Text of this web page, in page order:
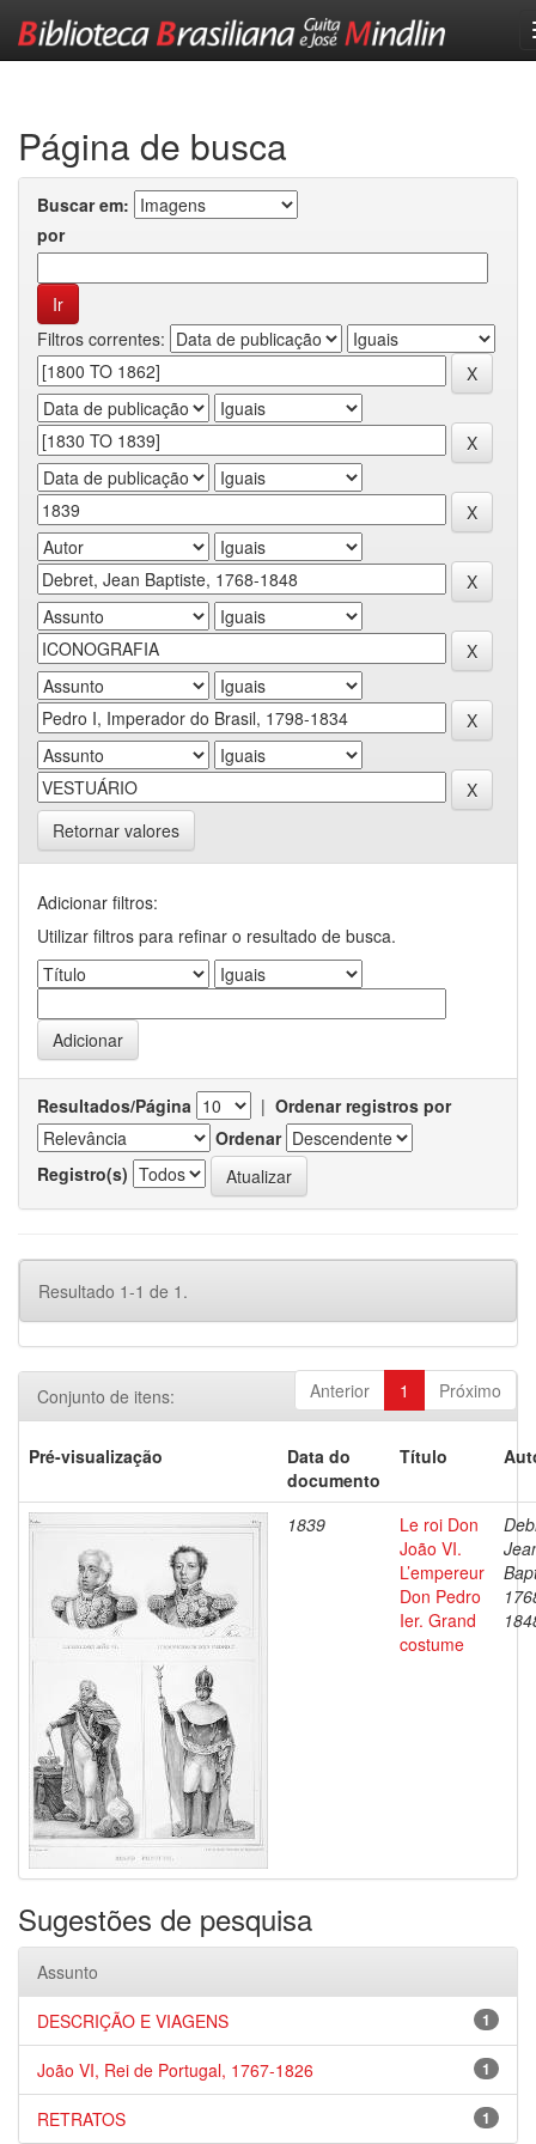
Página de busca
Buscar em:
por
Filtros correntes:
Retornar valores
Adicionar filtros:
Utilizar filtros para refinar o resultado de busca.
Resultados/Página | Ordenar registros por
Ordenar
Registro(s)
Resultado 1-1 de 1.
Anterior 1 Próximo
Conjunto de itens:
Pré-visualização
Data do
documento
Título
1839
Le roi Don
João VI.
L’empereur
Don Pedro
Ier. Grand
costume
Sugestões de pesquisa
Assunto
1
DESCRIÇÃO E VIAGENS
1
João VI, Rei de Portugal, 1767-1826
1
RETRATOS